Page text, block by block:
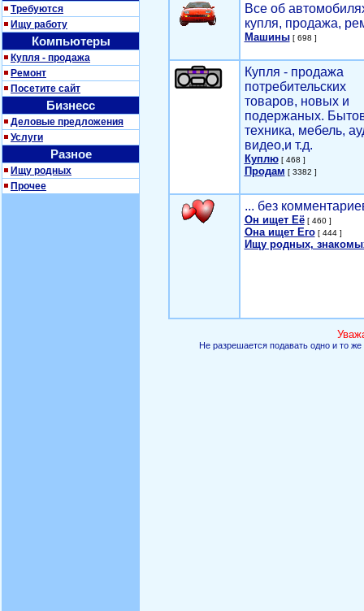
Требуются
Ищу работу
Компьютеры
Купля - продажа
Ремонт
Посетите сайт
Бизнесс
Деловые предложения
Услуги
Разное
Ищу родных
Прочее
Все об
купля, продажа,
Машины[ 698 ]
Купля - продажа
потребительских
товаров, новых и
подержаных.
техника, мебель,
видео,и т.д.
Куплю[ 468 ]
Продам [ 3382 ]
... без
Он ищет Её[ 460 ]
Она ищет Его[ 444 ]
Ищу родных,
Не разрешается подавать одно и то